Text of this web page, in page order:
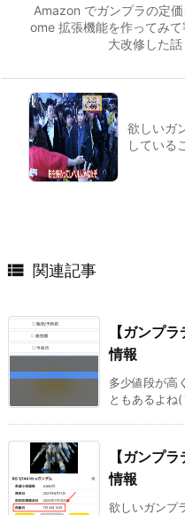
Amazon でガンプラの定
ome 拡張機能を作ってみ
大改修した話
欲しいガ
している
 関連記事
【ガンプ
情報
多少値段が高
ともあるよね
【ガンプ
情報
欲しいガンプ